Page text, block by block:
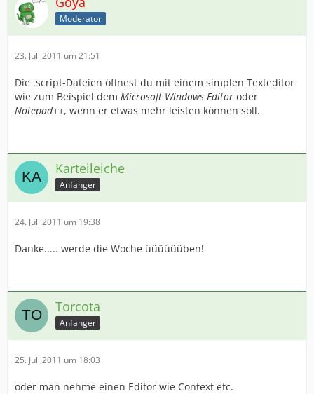
Moderator
23. Juli 2011 um 21:51
Die .script-Dateien öffnest du mit einem simplen Texteditor
wie zum Beispiel dem Microsoft Windows Editor oder
Notepad++, wenn er etwas mehr leisten können soll.
Karteileiche
Anfänger
24. Juli 2011 um 19:38
Danke..... werde die Woche üüüüüüben!
Torcota
Anfänger
25. Juli 2011 um 18:03
oder man nehme einen Editor wie Context etc.